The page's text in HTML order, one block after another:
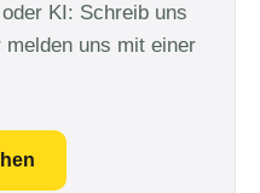
KI: Schreib uns
uns mit einer